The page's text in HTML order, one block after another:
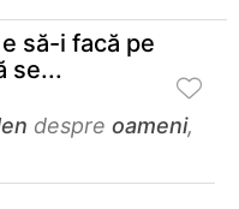
să-i facă pe
se...
despre oameni,